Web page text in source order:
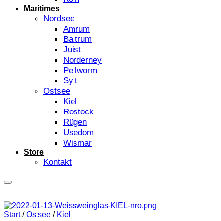
Maritimes
Nordsee
Amrum
Baltrum
Juist
Norderney
Pellworm
Sylt
Ostsee
Kiel
Rostock
Rügen
Usedom
Wismar
Store
Kontakt
Start / Ostsee / Kiel